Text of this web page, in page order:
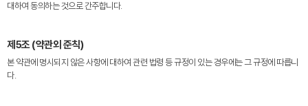
대하여 동의하는 것으로 간주합니다.
제5조 (약관외 준칙)
본 약관에 명시되지 않은 사항에 대하여 관련 법령 등 규정이 있는 경우에는 그 규정에 따릅니
다.